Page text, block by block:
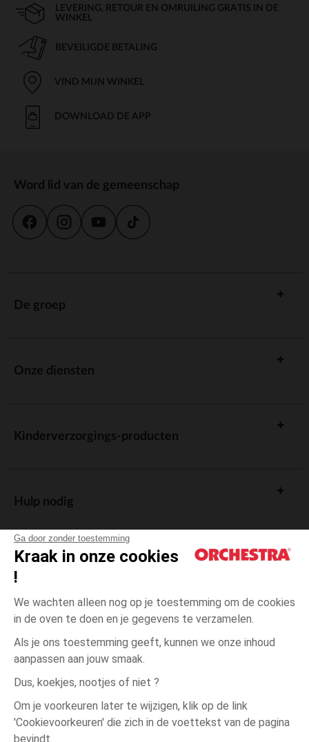
Ga door zonder toestemming
Kraak in onze cookies
!
We wachten alleen nog op je toestemming om de cookies
in de oven te doen en je gegevens te verzamelen.
Als je ons toestemming geeft, kunnen we onze inhoud
aanpassen aan jouw smaak.
Dus, koekjes, nootjes of niet ?
Om je voorkeuren later te wijzigen, klik op de link
'Cookievoorkeuren' die zich in de voettekst van de pagina
bevindt.
Zwart Zwart XL
LEVERING, RETOUR EN OMRUILING GRATIS IN DE
WINKEL
BEVEILIGDE BETALING
VIND MIJN WINKEL
DOWNLOAD DE APP
Word lid van de gemeenschap
De groep
Onze diensten
Kinderverzorgings-producten
Hulp nodig
Algemene verkoopsvoorwaarden
Wettelijke bepalingen
Persoonsgegevens